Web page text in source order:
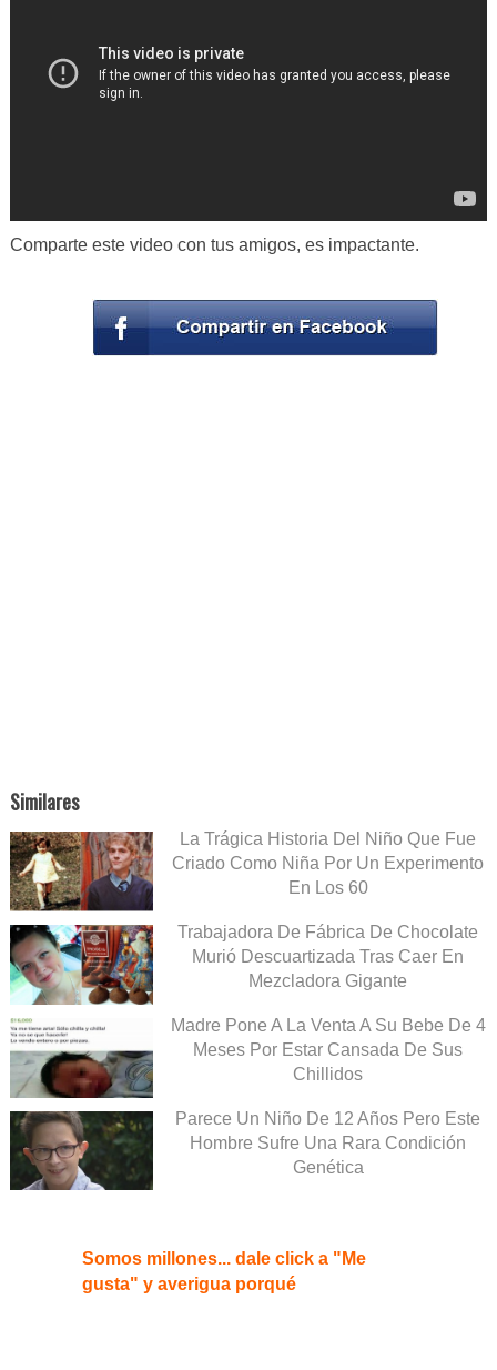
Comparte este video con tus amigos, es impactante.
Similares
La Trágica Historia Del Niño Que Fue
Criado Como Niña Por Un Experimento
En Los 60
Trabajadora De Fábrica De Chocolate
Murió Descuartizada Tras Caer En
Mezcladora Gigante
Madre Pone A La Venta A Su Bebe De 4
Meses Por Estar Cansada De Sus
Chillidos
Parece Un Niño De 12 Años Pero Este
Hombre Sufre Una Rara Condición
Genética
Somos millones... dale click a "Me
gusta" y averigua porqué